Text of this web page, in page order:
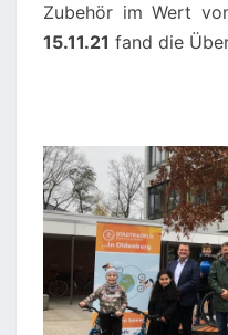
Zubehör im Wert
15.11.21 fand die